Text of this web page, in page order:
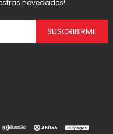
novedades!
SUSCRIBIRME